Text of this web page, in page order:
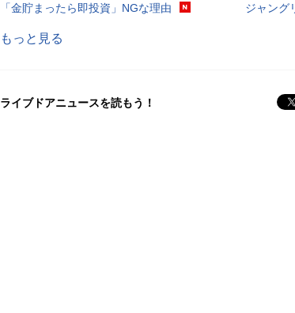
「金貯まったら即投資」NGな理由
ジャング
もっと見る
ライブドアニュースを読もう！